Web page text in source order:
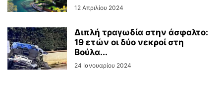
12 Απριλίου 2024
Διπλή τραγωδία στην άσφαλτο:
19 ετών οι δύο νεκροί στη
Βούλα...
24 Ιανουαρίου 2024